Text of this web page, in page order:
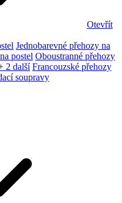
Otevřít
Jednobarevné přehozy na
postel Oboustranné přehozy
2 další Francouzské přehozy
soupravy